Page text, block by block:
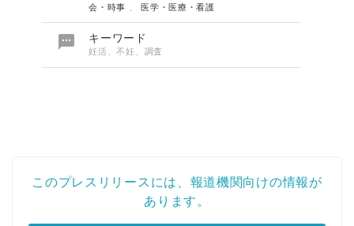
会・時事
、医学・医療・看護
 キーワード
妊活、不妊、調査
このプレスリリースには、報道機関向けの情報が
あります。